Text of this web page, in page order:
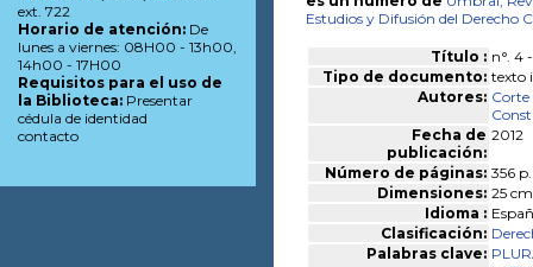
Estudios y Difusión del Derecho
Título : n°. 4
Tipo de documento: texto
Autores: Corte
Fecha de
publicación:
2012
Número de páginas: 356 p.
Dimensiones: 25 cm
Idioma :
Clasificación:
Palabras clave:
ext. 722
Horario de atención: De
lunes a viernes: 08H00 - 13h00,
14h00 - 17H00
Requisitos para el uso de
la Biblioteca: Presentar
cédula de identidad
contacto